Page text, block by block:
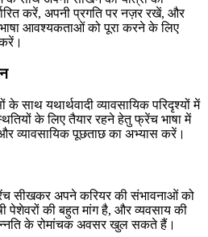
करें, अपनी प्रगति पर नज़र रखें, और
भाषा आवश्यकताओं को पूरा करने के लिए
साथ यथार्थवादी व्यावसायिक परिदृश्यों में
के लिए तैयार रहने हेतु फ्रेंच भाषा में
व्यावसायिक पूछताछ का अभ्यास करें।
सीखकर अपने करियर की संभावनाओं को
पेशेवरों की बहुत मांग है, और व्यवसाय की
के रोमांचक अवसर खुल सकते हैं।